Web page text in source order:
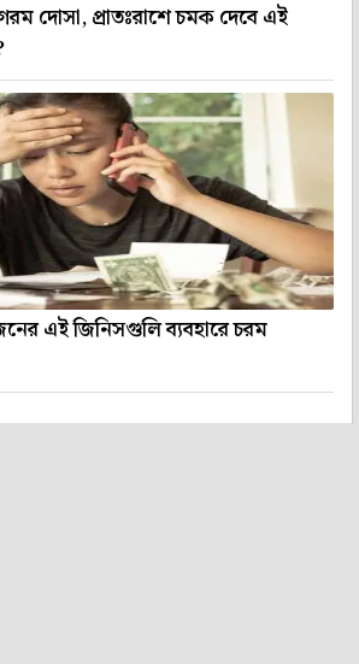
দোসা, প্রাতঃরাশে চমক দেবে এই
এই জিনিসগুলি ব্যবহারে চরম